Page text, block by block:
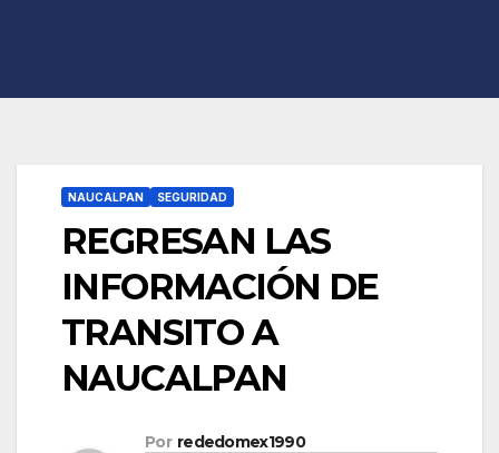
NAUCALPAN SEGURIDAD
REGRESAN LAS
INFORMACIÓN DE
TRANSITO A
NAUCALPAN
Por rededomex1990